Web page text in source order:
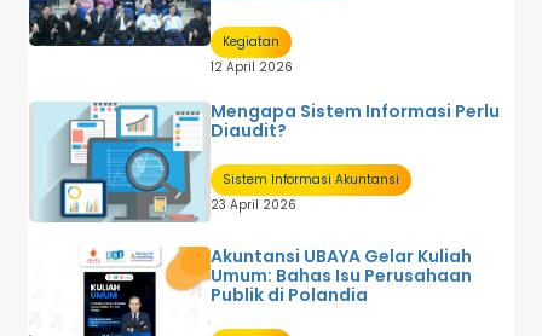
Kegiatan
12 April 2026
Mengapa Sistem Informasi Perlu
Diaudit?
Sistem Informasi Akuntansi
23 April 2026
Akuntansi UBAYA Gelar Kuliah
Umum: Bahas Isu Perusahaan
Publik di Polandia